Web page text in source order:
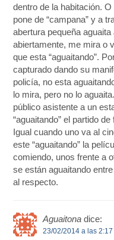
dentro de la habitación.
pone de “campana” y a
abertura pequeña
abiertamente, me mira o
que esta “aguaitando”.
capturado dando su
policía, no esta
lo mira, pero no lo
público asistente a un
“aguaitando” el partido
Igual cuando uno va al
este “aguaitando” la
comiendo, unos frente a
se están aguaitando
al respecto.
Aguaitona dice:
23/02/2014 a las 2:17